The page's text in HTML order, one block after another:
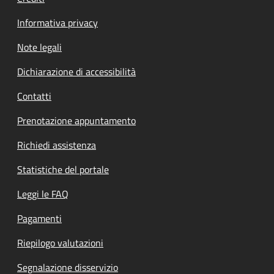
Informativa privacy
Note legali
Dichiarazione di accessibilità
Contatti
Prenotazione appuntamento
Richiedi assistenza
Statistiche del portale
Leggi le FAQ
Pagamenti
Riepilogo valutazioni
Segnalazione disservizio